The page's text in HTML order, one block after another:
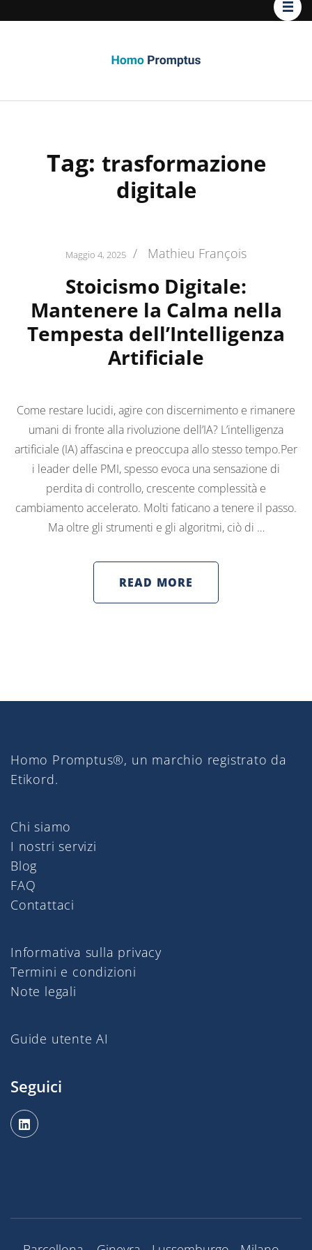
Tag: trasformazione
digitale
Maggio 4, 2025 / Mathieu François
Stoicismo Digitale:
Mantenere la Calma nella
Tempesta dell’Intelligenza
Artificiale
Come restare lucidi, agire con discernimento e rimanere
umani di fronte alla rivoluzione dell’IA? L’intelligenza
artificiale (IA) affascina e preoccupa allo stesso tempo.Per
i leader delle PMI, spesso evoca una sensazione di
perdita di controllo, crescente complessità e
cambiamento accelerato. Molti faticano a tenere il passo.
Ma oltre gli strumenti e gli algoritmi, ciò di …
READ MORE
Homo Promptus®, un marchio registrato da
Etikord.
Chi siamo
I nostri servizi
Blog
FAQ
Contattaci
Informativa sulla privacy
Termini e condizioni
Note legali
Guide utente AI
Seguici